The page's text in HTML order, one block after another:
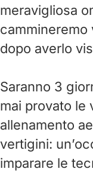
meravigliosa
cammineremo
dopo averlo
Saranno 3
mai provato le
allenamento
vertigini:
imparare le